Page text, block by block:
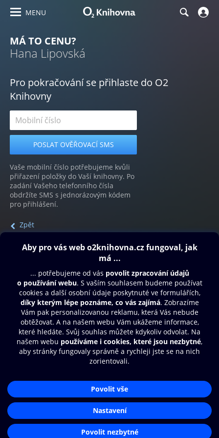
MENU
MÁ TO CENU?
Hana Lipovská
Pro pokračování se přihlaste do O2
Knihovny
Vaše mobilní číslo potřebujeme kvůli
přiřazení položky do Vaší knihovny. Po
zadání Vašeho telefonního čísla
obdržíte SMS s jednorázovým kódem
pro přihlášení.
Zpět
Obsah ke stažení
Moje O2 Knihovna
Další zábava
© O2 Czech Republic a.s.
Přístupnost
Zásady zpracování osobních údajů
Nastavení cookies
Aplikace O2 Knihovna
Čti a poslouchej své e-knihy a
audioknihy rychleji a pohodlněji.